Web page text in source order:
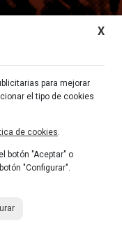
X
para mejorar
el tipo de cookies
de cookies.
botón "Aceptar" o
"Configurar".